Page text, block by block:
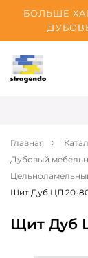
БОЛЬШЕ
Таллинн
Оплата
О нас
Блог
Контакты
Главная
Дубовый
Щит Дуб ЦЛ 20-
Щит Дуб